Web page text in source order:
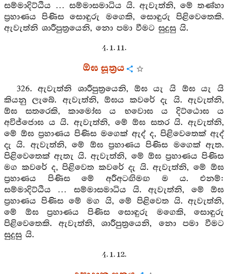
සම්මාදිට්ඨිය … සම්මාසමාධිය යි. ඇවැත්නි, මේ තණ්හා
ප්‍රහාණය පිණිස සොඳුරු මගෙකි, සොඳුරු පිළිවෙතෙකි.
ඇවැත්නි ශාරීපුත්‍රයෙනි, නො පමා වීමට සුදුසු යි.
4. 1. 11.
ඕඝ සූත්‍රය
326. ඇවැත්නි ශාරීපුත්‍රයෙනි, ඕඝ යැ යි ඕඝ යැ යි
කියනු ලැබේ. ඇවැත්නි, ඕඝය කවරේ දැ යි. ඇවැත්නි,
ඕඝ සතරෙකි, කාමෝඝ ය භවොඝ ය දිට්ඨොඝ ය
අවිජ්ජොඝ ය යි. ඇවැත්නි, මේ ඕඝ සතර යි. ඇවැත්නි,
මේ ඕඝ ප්‍රහාණය පිණිස මගෙක් ඇද් ද, පිළිවෙතෙක් ඇද්
දැ යි. ඇවැත්නි, මේ ඕඝ ප්‍රහාණය පිණිස මගෙක් ඇත.
පිළිවෙතෙක් ඇතැ යි. ඇවැත්නි, මේ ඕඝ ප්‍රහාණය පිණිස
මග කවරේ ද, පිළිවෙත කවරේ දැ යි. ඇවැත්නි, මේ ඕඝ
ප්‍රහාණය පිණිස මේ අරීඅටඟිමඟ ම ය. එනම්:
සම්මාදිට්ඨිය … සම්මාසමාධිය යි. ඇවැත්නි, මේ ඕඝ
ප්‍රහාණය පිණිස මේ මග යි, මේ පිළිවෙත යි. ඇවැත්නි,
මේ ඕඝ ප්‍රහාණය පිණිස සොඳුරු මගෙකි, සොඳුරු
පිළිවෙතෙකි. ඇවැත්නි, ශාරීපුත්‍රයෙනි, නො පමා වීමට
සුදුසු යි.
4. 1. 12.